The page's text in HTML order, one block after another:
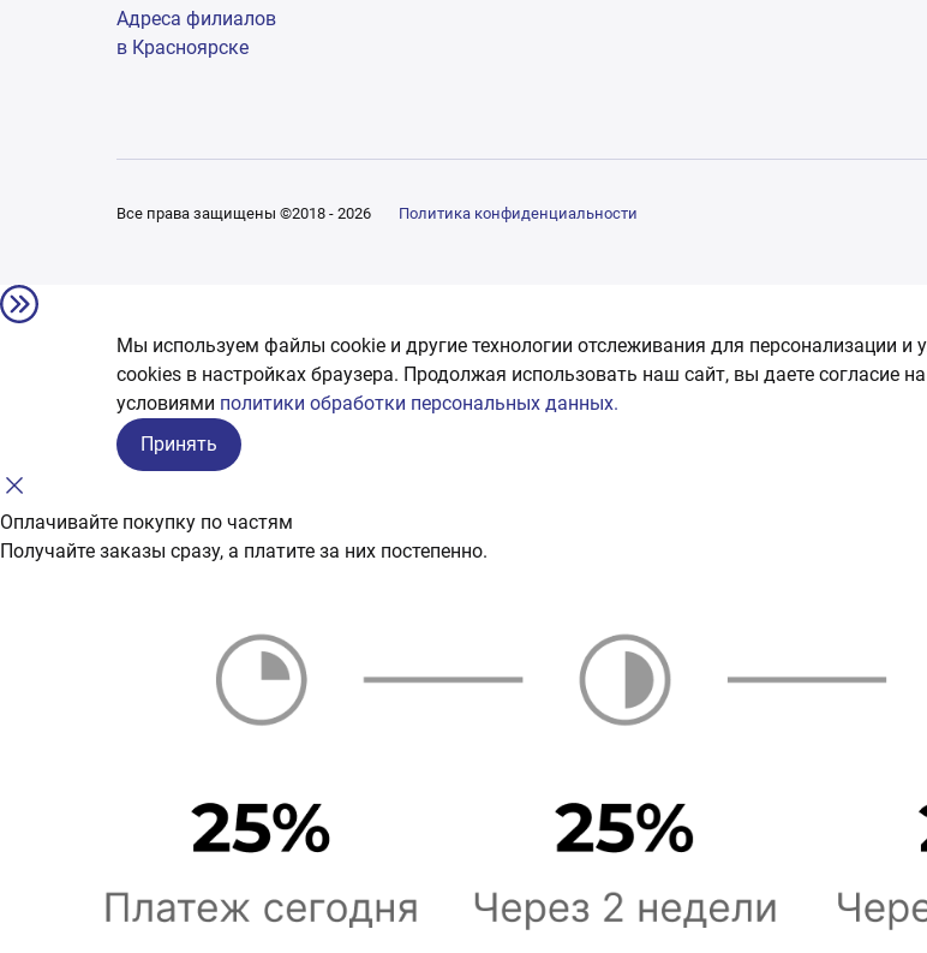
Адреса филиалов
в Красноярске
Все права защищены ©2018 - 2026 Политика конфиденциальности
Мы используем файлы cookie и другие технологии отслеживания для персонализации
сookies в настройках браузера. Продолжая использовать наш сайт, вы даете согласие
условиями политики обработки персональных данных.
Принять
Оплачивайте покупку по частям
Получайте заказы сразу, а платите за них постепенно.